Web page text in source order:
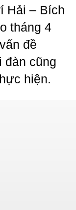
Hải – Bích
tháng 4
đề
đàn cũng
hiện.